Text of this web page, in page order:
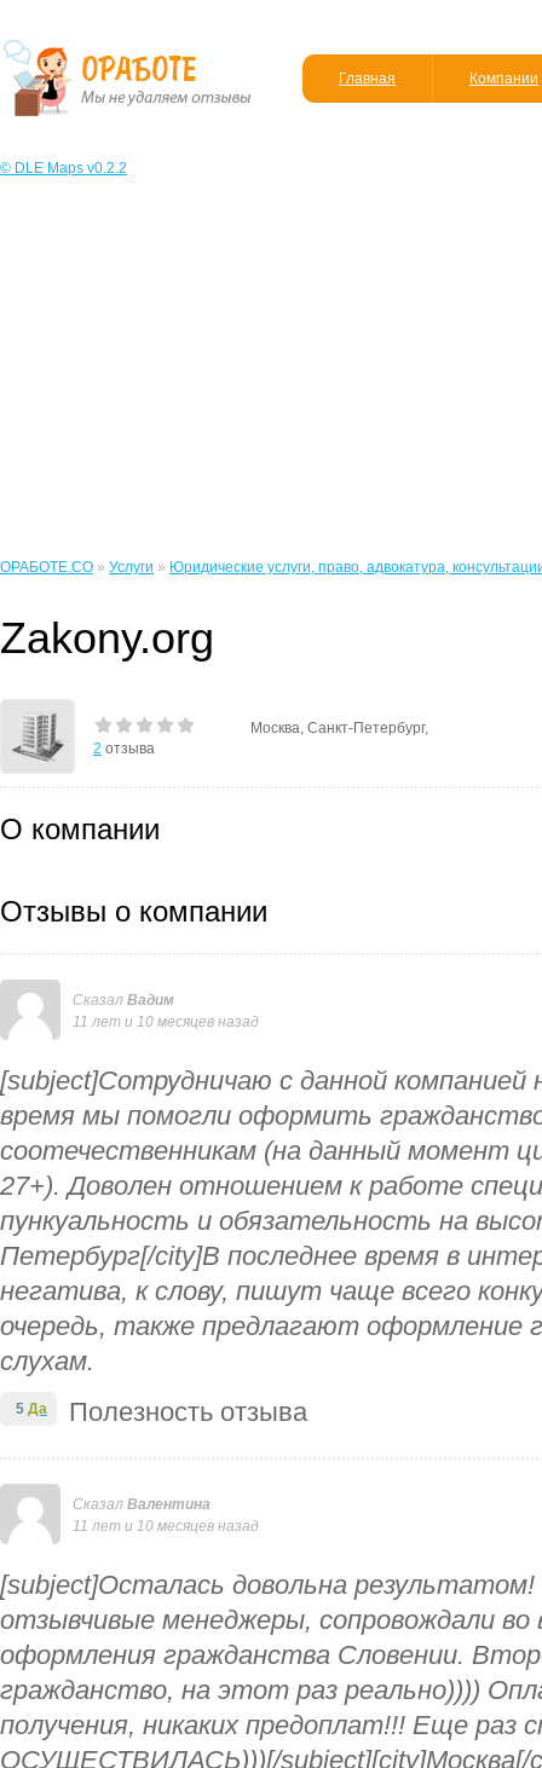
Главная Компании
© DLE Maps v0.2.2
ОРАБОТЕ.CO » Услуги » Юридические услуги, право, адвокатура,
Zakony.org
2 отзыва
Москва, Санкт-Петербург,
О компании
Отзывы о компании
Сказал Вадим
11 лет и 10 месяцев назад
[subject]Сотрудничаю с данной компанией
время мы помогли оформить
соотечественникам (на данный момент
27+). Доволен отношением к работе
пункуальность и обязательность на
Петербург[/city]В последнее время в
негатива, к слову, пишут чаще всего
очередь, также предлагают оформление
слухам.
Полезность отзыва
5 Да
Сказал Валентина
11 лет и 10 месяцев назад
[subject]Осталась довольна
отзывчивые менеджеры, сопровождали во
оформления гражданства Словении.
гражданство, на этот раз реально))))
получения, никаких предоплат!!! Еще
ОСУЩЕСТВИЛАСЬ)))[/subject][city]Москва[/